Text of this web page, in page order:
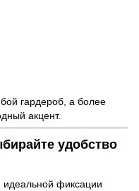
гардероб, а более
акцент.
удобство
идеальной фиксации